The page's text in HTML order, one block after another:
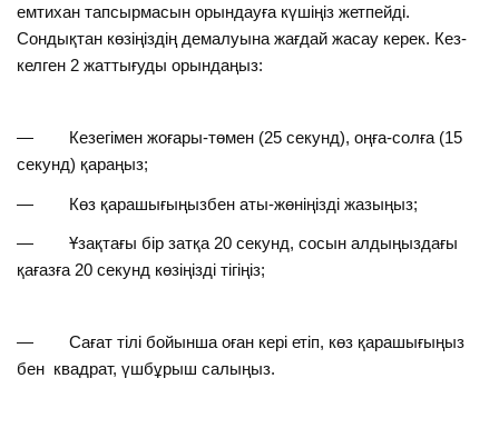
емтихан тапсырмасын орындауға күшіңіз жетпейді.
Сондықтан көзіңіздің демалуына жағдай жасау керек. Кез-
келген 2 жаттығуды орындаңыз:
— Кезегімен жоғары-төмен (25 секунд), оңға-солға (15
секунд) қараңыз;
— Көз қарашығыңызбен аты-жөніңізді жазыңыз;
— Ұзақтағы бір затқа 20 секунд, сосын алдыңыздағы
қағазға 20 секунд көзіңізді тігіңіз;
— Сағат тілі бойынша оған кері етіп, көз қарашығыңыз
бен квадрат, үшбұрыш салыңыз.